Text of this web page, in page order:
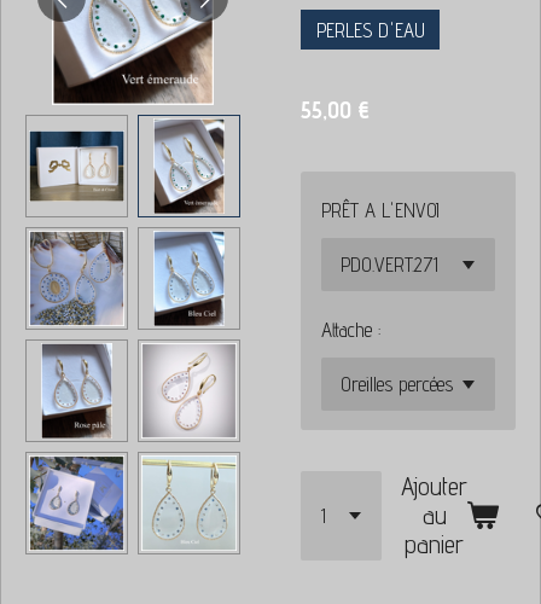
PERLES D'EAU
55,00 €
PRÊT A L'ENVOI
Attache :
Ajouter
au
panier